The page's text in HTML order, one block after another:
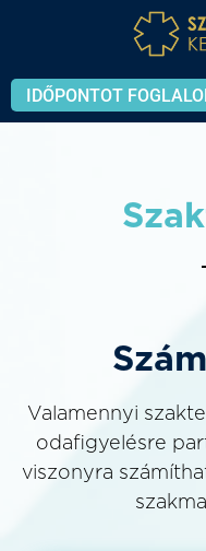
IDŐPONTOT
Valamennyi
odafigyelésre
viszonyra